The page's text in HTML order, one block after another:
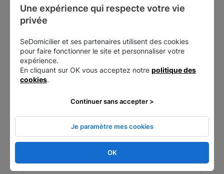
Rennes - Fougères
Une expérience qui respecte votre vie
privée
SeDomicilier et ses partenaires utilisent des cookies
pour faire fonctionner le site et personnaliser votre
expérience.
En cliquant sur OK vous acceptez notre politique des
cookies.
OK
Je paramètre mes cookies
Continuer sans accepter >